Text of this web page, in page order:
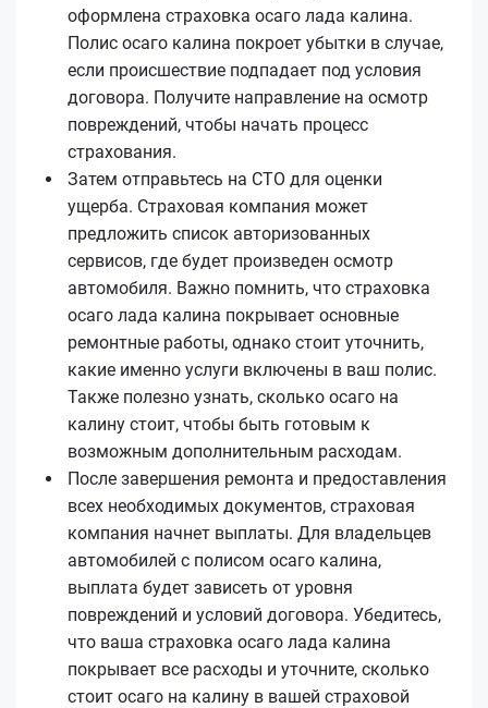
оформлена страховка осаго лада калина.
Полис осаго калина покроет убытки в случае,
если происшествие подпадает под условия
договора. Получите направление на осмотр
повреждений, чтобы начать процесс
страхования.
Затем отправьтесь на СТО для оценки
ущерба. Страховая компания может
предложить список авторизованных
сервисов, где будет произведен осмотр
автомобиля. Важно помнить, что страховка
осаго лада калина покрывает основные
ремонтные работы, однако стоит уточнить,
какие именно услуги включены в ваш полис.
Также полезно узнать, сколько осаго на
калину стоит, чтобы быть готовым к
возможным дополнительным расходам.
После завершения ремонта и предоставления
всех необходимых документов, страховая
компания начнет выплаты. Для владельцев
автомобилей с полисом осаго калина,
выплата будет зависеть от уровня
повреждений и условий договора. Убедитесь,
что ваша страховка осаго лада калина
покрывает все расходы и уточните, сколько
стоит осаго на калину в вашей страховой